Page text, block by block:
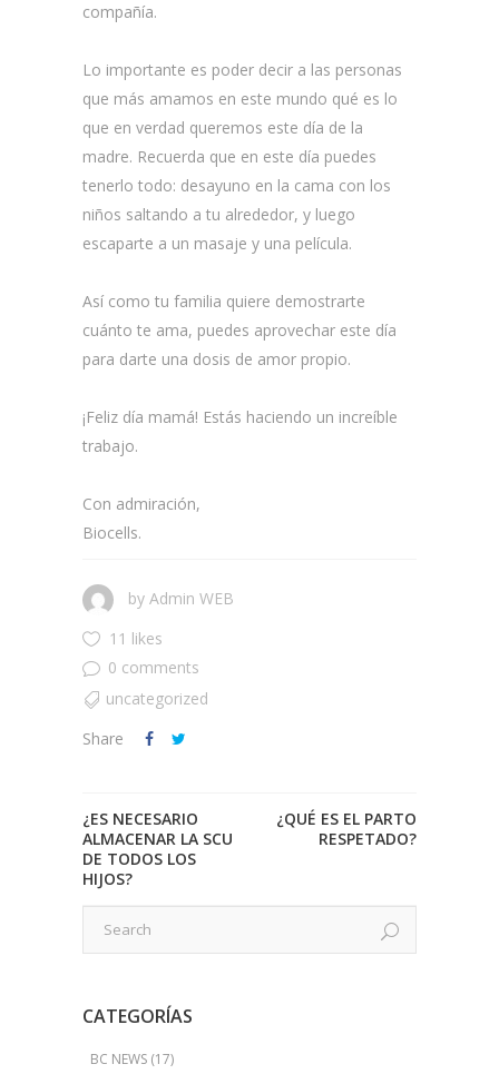
compañía.
Lo importante es poder decir a las personas
que más amamos en este mundo qué es lo
que en verdad queremos este día de la
madre. Recuerda que en este día puedes
tenerlo todo: desayuno en la cama con los
niños saltando a tu alrededor, y luego
escaparte a un masaje y una película.
Así como tu familia quiere demostrarte
cuánto te ama, puedes aprovechar este día
para darte una dosis de amor propio.
¡Feliz día mamá! Estás haciendo un increíble
trabajo.
Con admiración,
Biocells.
by Admin WEB
11 likes
0 comments
uncategorized
Share
¿ES NECESARIO
ALMACENAR LA SCU
DE TODOS LOS
HIJOS?
¿QUÉ ES EL PARTO
RESPETADO?
CATEGORÍAS
BC NEWS (17)